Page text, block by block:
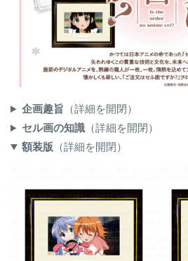
企画趣旨 （詳細を開閉）
セル画の知識（詳細を開閉）
額装版 （詳細を開閉）